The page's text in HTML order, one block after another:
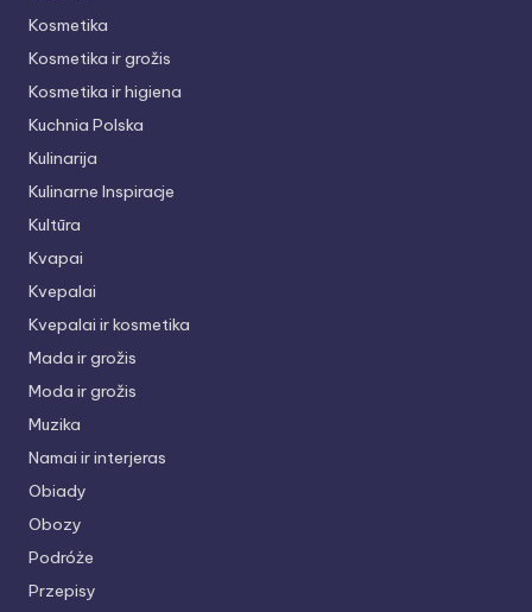
Kosmetika
Kosmetika ir grožis
Kosmetika ir higiena
Kuchnia Polska
Kulinarija
Kulinarne Inspiracje
Kultūra
Kvapai
Kvepalai
Kvepalai ir kosmetika
Mada ir grožis
Moda ir grožis
Muzika
Namai ir interjeras
Obiady
Obozy
Podróże
Przepisy